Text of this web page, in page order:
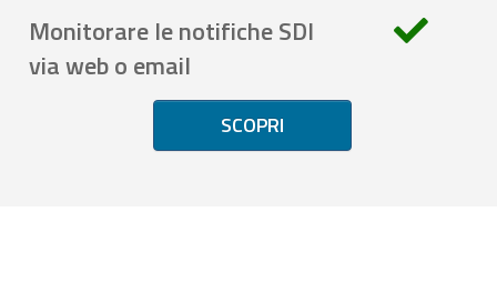
Monitorare le notifiche SDI
via web o email
SCOPRI